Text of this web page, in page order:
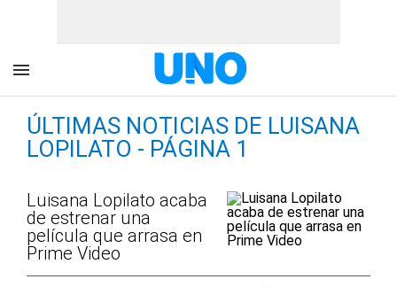
ÚLTIMAS NOTICIAS DE LUISANA
LOPILATO - PÁGINA 1
Luisana Lopilato acaba
de estrenar una
película que arrasa en
Prime Video